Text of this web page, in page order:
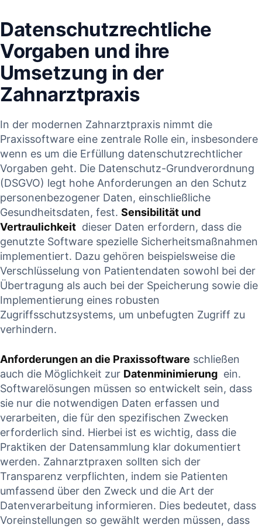
Datenschutzrechtliche
Vorgaben und ihre
⁣Umsetzung in der
Zahnarztpraxis
In der ⁤modernen Zahnarztpraxis nimmt‍ die
Praxissoftware eine⁤ zentrale Rolle ein, insbesondere
wenn ⁢es ‌um die ‍Erfüllung datenschutzrechtlicher
‌Vorgaben ‍geht. Die Datenschutz-Grundverordnung
(DSGVO) legt⁣ hohe Anforderungen ‌an den Schutz
personenbezogener Daten, einschließliche
Gesundheitsdaten, fest. Sensibilität ‌und
Vertraulichkeit ‌ dieser ⁢Daten ⁤erfordern, dass‌ die
genutzte Software spezielle Sicherheitsmaßnahmen
implementiert. Dazu gehören beispielsweise die
Verschlüsselung von Patientendaten sowohl bei der
Übertragung als auch bei der ‍Speicherung sowie die
‌Implementierung eines robusten
Zugriffsschutzsystems, ‍um ⁣unbefugten Zugriff zu
verhindern.
Anforderungen an ‍die⁤ Praxissoftware schließen
auch ​die Möglichkeit⁣ zur Datenminimierung ‌ ein.
Softwarelösungen müssen so entwickelt sein, ​dass
sie nur die notwendigen Daten erfassen und
verarbeiten, die für‌ den spezifischen⁤ Zwecken
erforderlich sind. ⁣Hierbei​ ist⁢ es wichtig, dass die
Praktiken der⁣ Datensammlung klar dokumentiert
werden. Zahnarztpraxen sollten sich ⁢der
Transparenz verpflichten,‌ indem sie Patienten ​
umfassend ⁢über den​ Zweck ⁢und die Art der
Datenverarbeitung informieren. Dies ⁣bedeutet, dass
Voreinstellungen so gewählt‌ werden müssen, dass